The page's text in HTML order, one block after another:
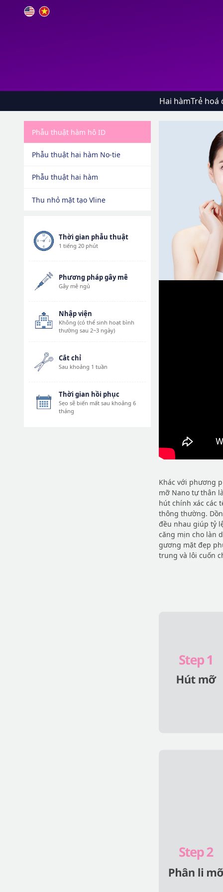
Hai hàmTrẻ hoá
Phẫu thuật hàm hô ID
Phẫu thuật hai hàm No-tie
Phẫu thuật hai hàm
Thu nhỏ mặt tạo Vline
Thời gian phẫu thuật
1 tiếng 20 phút
Phương pháp gây mê
Gây mê ngủ
Nhập viện
Không (có thể sinh hoạt bình
thường sau 2~3 ngày)
Cắt chỉ
Sau khoảng 1 tuần
Thời gian hồi phục
Sẹo sẽ biến mất sau khoảng 6
tháng
Khác với phương
mỡ Nano tự thân
hút chính xác các
thông thường.
đều nhau giúp tỷ
căng mịn cho làn
gương mặt đẹp
trung và lôi cuốn